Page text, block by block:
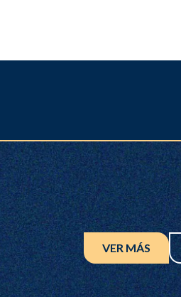
VER MÁS